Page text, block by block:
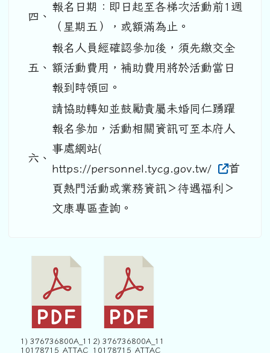
四、
報名日期：即日起至各梯次活動前1週
（星期五），或額滿為止。
五、
報名人員經確認參加後，須先繳交全
額活動費用，補助費用將於活動當日
報到時領回。
六、
請協助轉知並鼓勵貴屬未婚同仁踴躍
報名參加，活動相關資訊可至本府人
事處網站(
https://personnel.tycg.gov.tw/
首
頁熱門活動或業務資訊＞待遇福利＞
文康專區查詢。
1) 376736800A_11
10178715_ATTAC
2) 376736800A_11
10178715_ATTAC